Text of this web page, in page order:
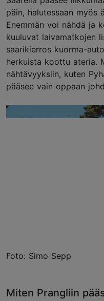
päin, halutessaan myös
Enemmän voi nähdä ja
kuuluvat laivamatkojen
saarikierros kuorma-
herkuista koottu ateria.
nähtävyyksiin, kuten
pääsee vain oppaan
Foto: Simo Sepp
Miten Prangliin